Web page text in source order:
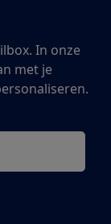
In onze
met je